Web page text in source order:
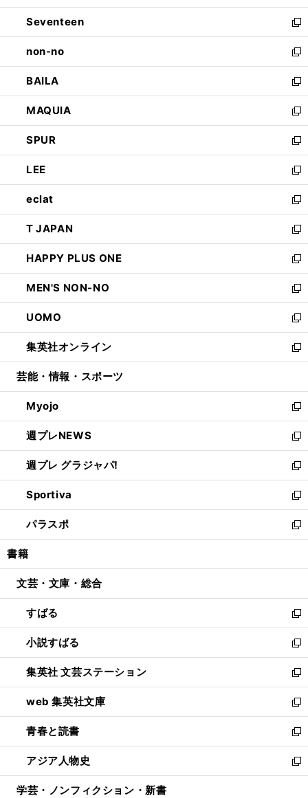
開
く
ウ
で
開
く
ン
ド
ウ
で
開
く
Seventeen
新
し
い
ウ
ィ
ン
ド
ウ
で
開
く
non-no
新
し
い
ウ
ィ
ン
ド
ウ
で
開
く
BAILA
新
し
い
ウ
ィ
ン
ド
ウ
で
開
く
MAQUIA
新
し
い
ウ
ィ
ン
ド
ウ
で
開
く
SPUR
新
し
い
ウ
ィ
ン
ド
ウ
で
開
く
LEE
新
し
い
ウ
ィ
ン
ド
ウ
で
開
く
eclat
新
し
い
ウ
ィ
ン
ド
ウ
で
開
く
T JAPAN
新
し
い
ウ
ィ
ン
ド
ウ
で
開
HAPPY PLUS ONE
新
し
い
ウ
ィ
ン
ド
ウ
開
く
MEN'S NON-NO
新
し
い
ウ
ィ
ン
ウ
で
開
く
UOMO
新
し
い
ウ
ン
ド
ウ
で
開
く
集英社オンライン
新
し
ウ
ィ
ン
ド
ウ
で
開
く
芸能・情報・スポーツ
Myojo
新
し
い
ウ
ィ
ン
ド
ウ
で
開
週プレNEWS
新
し
い
ウ
ィ
ン
ド
ウ
開
週プレ グラジャパ!
新
し
い
ウ
ィ
ン
ウ
開
く
Sportiva
新
し
い
ウ
ン
ウ
で
開
く
パラスポ
新
し
ウ
ン
ド
ウ
で
開
く
書籍
文芸・文庫・総合
すばる
新
し
い
ウ
ィ
ン
ド
ウ
で
開
く
小説すばる
新
し
い
ウ
ィ
ン
ド
ウ
で
開
集英社 文芸ステーション
新
し
い
ウ
ィ
ン
ド
ウ
web 集英社文庫
新
し
い
ウ
ィ
ン
青春と読書
新
し
い
ウ
アジア人物史
新
し
学芸・ノンフィクション・新書